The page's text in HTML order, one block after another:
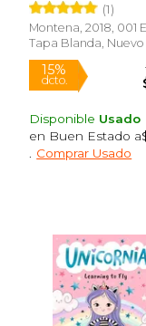
15%
dcto.
(1)
Montena, 2018, 001
Tapa Blanda, Nuevo
Disponible Usado
en Buen Estado a
Comprar Usado